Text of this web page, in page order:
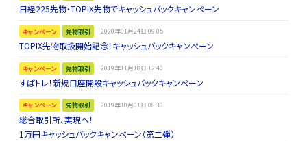
日経225先物・TOPIX先物でキャッシュバックキャンペーン
キャンペーン 先物取引 2020年01月24日 09:05
TOPIX先物取扱開始記念！キャッシュバックキャンペーン
キャンペーン 先物取引 2019年11月18日 12:40
すばトレ！新規口座開設キャッシュバックキャンペーン
キャンペーン 先物取引 2019年10月01日 08:30
総合取引所、実現へ！
1万円キャッシュバックキャンペーン（第二弾）